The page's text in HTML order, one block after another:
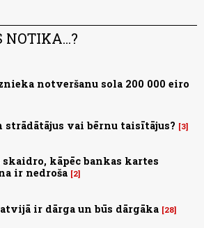
NOTIKA...?
notveršanu sola 200 000 eiro
strādātājus vai bērnu taisītājus? 3
kāpēc bankas kartes
ir nedroša
2
ir dārga un būs dārgāka 28